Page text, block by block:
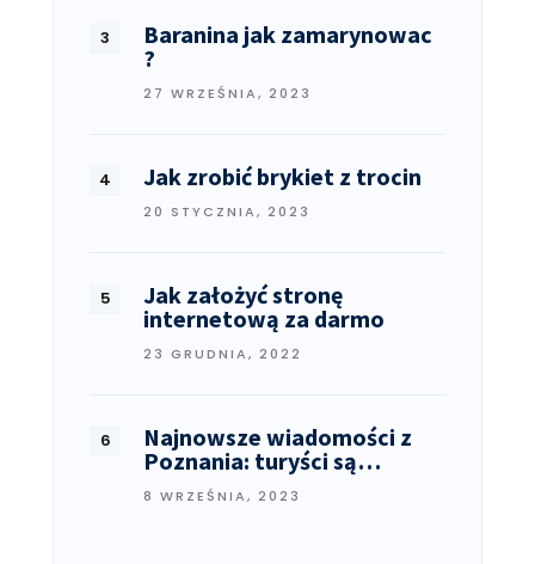
Baranina jak zamarynowac
?
27 WRZEŚNIA, 2023
Jak zrobić brykiet z trocin
20 STYCZNIA, 2023
Jak założyć stronę
internetową za darmo
23 GRUDNIA, 2022
Najnowsze wiadomości z
Poznania: turyści są…
8 WRZEŚNIA, 2023